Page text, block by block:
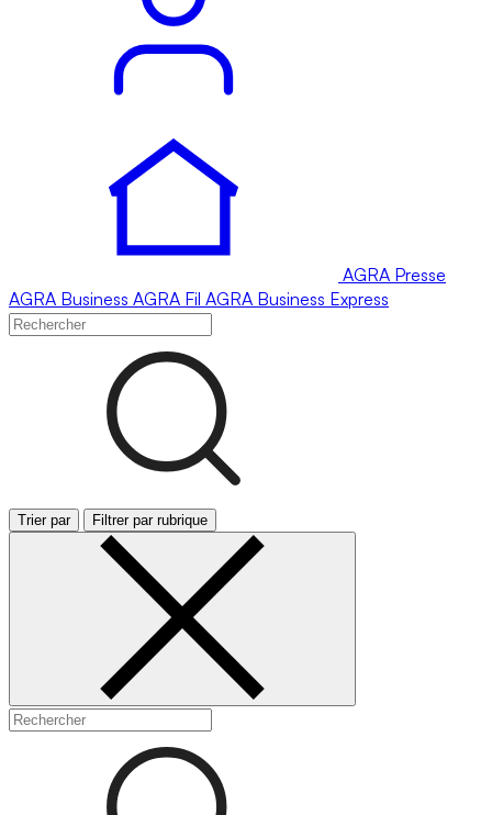
AGRA Presse
AGRA Business AGRA Fil AGRA Business Express
Trier par Filtrer par rubrique